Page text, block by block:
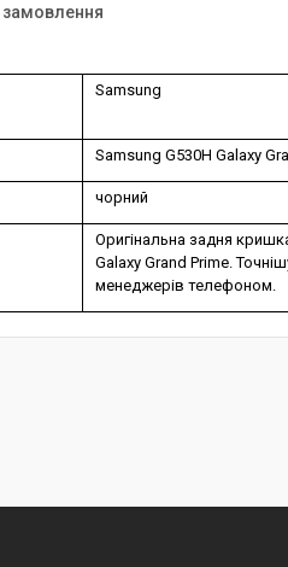
замовлення
Samsung
Samsung G530H Galaxy
чорний
Оригінальна задня
Galaxy Grand Prime.
менеджерів телефоном.